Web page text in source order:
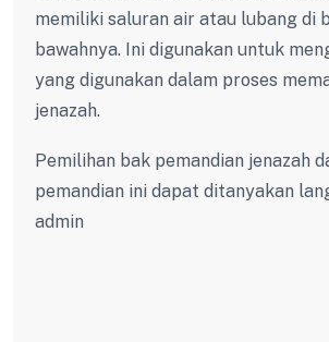
memiliki saluran air atau lubang di
bawahnya. Ini digunakan untuk
yang digunakan dalam proses
jenazah.
Pemilihan bak pemandian jenazah
pemandian ini dapat ditanyakan
admin